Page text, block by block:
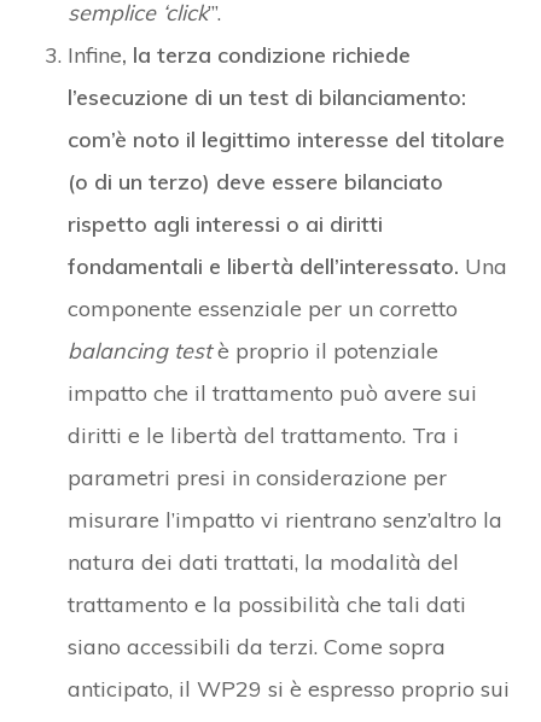
semplice ‘click’”.
Infine, la terza condizione richiede
l’esecuzione di un test di bilanciamento:
com’è noto il legittimo interesse del titolare
(o di un terzo) deve essere bilanciato
rispetto agli interessi o ai diritti
fondamentali e libertà dell’interessato. Una
componente essenziale per un corretto
balancing testè proprio il potenziale
impatto che il trattamento può avere sui
diritti e le libertà del trattamento. Tra i
parametri presi in considerazione per
misurare l’impatto vi rientrano senz’altro la
natura dei dati trattati, la modalità del
trattamento e la possibilità che tali dati
siano accessibili da terzi. Come sopra
anticipato, il WP29 si è espresso proprio sui